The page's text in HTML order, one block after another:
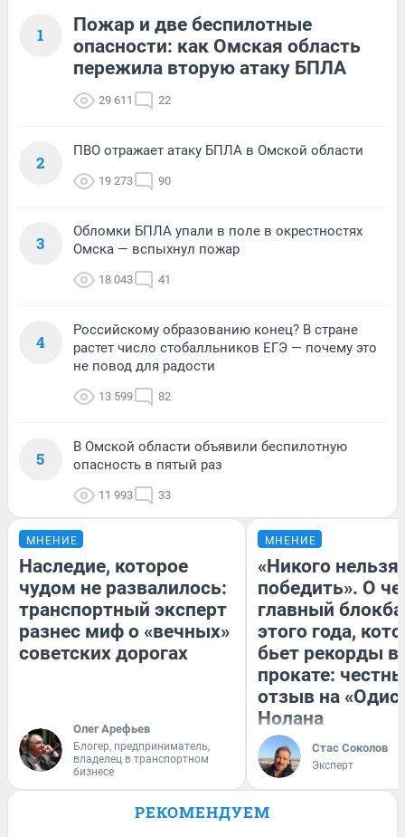
1
Пожар и две беспилотные
опасности: как Омская область
пережила вторую атаку БПЛА
29 611 22
2
ПВО отражает атаку БПЛА в Омской области
19 273 90
3
Обломки БПЛА упали в поле в окрестностях
Омска — вспыхнул пожар
18 043 41
4
Российскому образованию конец? В стране
растет число стобалльников ЕГЭ — почему это
не повод для радости
13 599 82
5
В Омской области объявили беспилотную
опасность в пятый раз
11 993 33
МНЕНИЕ
Наследие, которое
чудом не развалилось:
транспортный эксперт
разнес миф о «вечных»
советских дорогах
Олег Арефьев
Блогер, предприниматель,
владелец в транспортном
бизнесе
МНЕНИЕ
«Никого нельзя
победить». О
главный
этого года,
бьет рекорды в
прокате:
отзыв на
Нолана
Стас Соколов
Эксперт
РЕКОМЕНДУЕМ